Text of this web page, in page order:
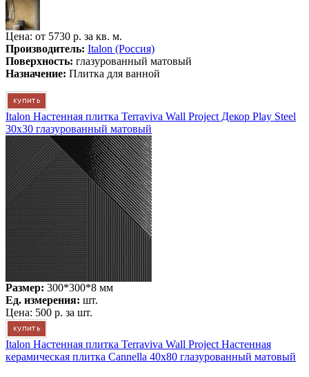
Цена: от 5730 р. за кв. м.
Производитель: Italon (Россия)
Поверхность: глазурованный матовый
Назначение: Плитка для ванной
Italon Настенная плитка Terraviva Wall Project Декор Play Steel
30x30 глазурованный матовый
Размер: 300*300*8 мм
Ед. измерения: шт.
Цена: 500 р. за шт.
Italon Настенная плитка Terraviva Wall Project Настенная
керамическая плитка Cannella 40x80 глазурованный матовый